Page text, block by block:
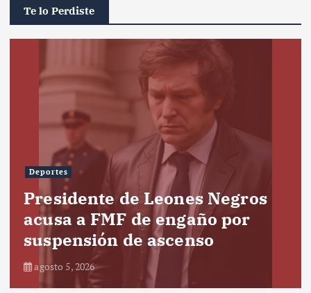
Te lo Perdiste
Deportes
Presidente de Leones Negros
acusa a FMF de engaño por
suspensión de ascenso
agosto 5, 2026